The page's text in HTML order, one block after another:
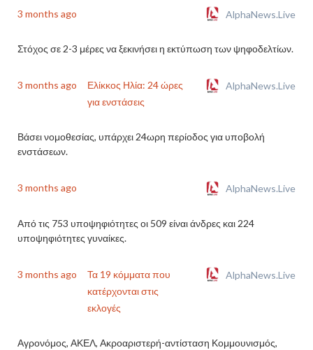
3 months ago AlphaNews.Live
Στόχος σε 2-3 μέρες να ξεκινήσει η εκτύπωση των ψηφοδελτίων.
3 months ago
Ελίκκος Ηλία: 24 ώρες
για ενστάσεις
AlphaNews.Live
Βάσει νομοθεσίας, υπάρχει 24ωρη περίοδος για υποβολή
ενστάσεων.
3 months ago AlphaNews.Live
Από τις 753 υποψηφιότητες οι 509 είναι άνδρες και 224
υποψηφιότητες γυναίκες.
3 months ago
Τα 19 κόμματα που
κατέρχονται στις
εκλογές
AlphaNews.Live
Αγρονόμος, ΑΚΕΛ, Ακροαριστερή-αντίσταση Κομμουνισμός,